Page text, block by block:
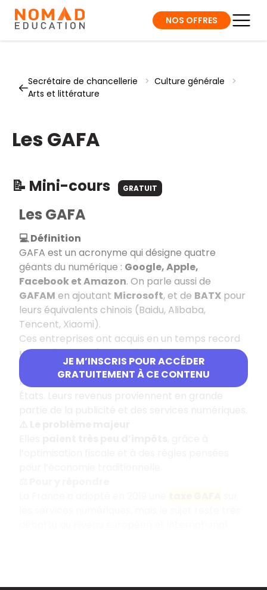
NOS OFFRES
Secrétaire de chancellerie > Culture générale
>
Arts et littérature
Les GAFA
📝 Mini-cours GRATUIT
JE M’INSCRIS POUR ACCÉDER
GRATUITEMENT À CE CONTENU
Les GAFA
💻 Définition
GAFA est un acronyme qui désigne quatre
géants du numérique : Google, Apple,
Facebook et Amazon. On parle aussi de
GAFAM en ajoutant Microsoft, et de BATX pour
leurs équivalents chinois (Baidu, Alibaba,
Tencent, Xiaomi).
Ces entreprises ont acquis en un temps record
une puissance économique immense, avec
des chiffres d’affaires et des capitalisations
boursières parfois supérieurs à ceux de certains
États. Leurs revenus proviennent en grande